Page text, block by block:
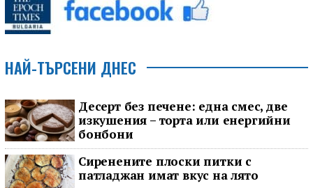
НАЙ-ТЪРСЕНИ ДНЕС
Десерт без печене: една смес, две
изкушения – торта или енергийни
бонбони
Сиренените плоски питки с
патладжан имат вкус на лято